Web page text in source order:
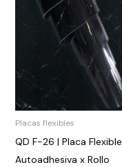
Placas flexibles
QD F-26 | Placa Flexible
Autoadhesiva x Rollo